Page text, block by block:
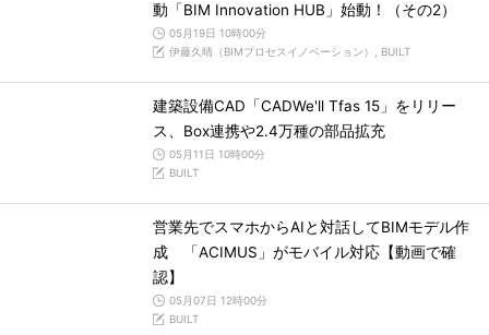
動「BIM Innovation HUB」始動！（その2）
05月19日 10時00分
伊藤久晴（BIMプロセスイノベーション）, BUILT
建築設備CAD「CADWe'll Tfas 15」をリリー
ス、Box連携や2.4万種の部品拡充
05月11日 10時00分
BUILT
営業先でスマホからAIと対話してBIMモデル作
成 「ACIMUS」がモバイル対応【動画で確
認】
05月07日 12時00分
BUILT